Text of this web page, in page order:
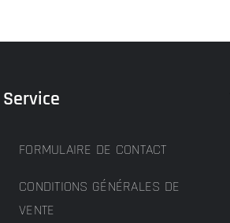
Service
FORMULAIRE DE CONTACT
CONDITIONS GÉNÉRALES DE
VENTE